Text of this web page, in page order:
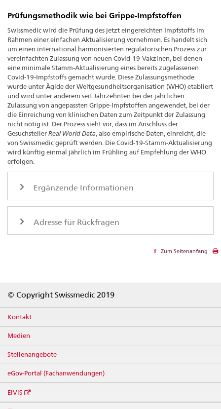
Prüfungsmethodik wie bei Grippe-Impfstoffen
Swissmedic wird die Prüfung des jetzt eingereichten Impfstoffs im
Rahmen einer einfachen Aktualisierung vornehmen. Es handelt sich
um einen international harmonisierten regulatorischen Prozess zur
vereinfachten Zulassung von neuen Covid-19-Vakzinen, bei denen
eine minimale Stamm-Aktualisierung eines bereits zugelassenen
Covid-19-Impfstoffs gemacht wurde. Diese Zulassungsmethode
wurde unter Ägide der Weltgesundheitsorganisation (WHO) etabliert
und wird unter anderem seit Jahrzehnten bei der jährlichen
Zulassung von angepassten Grippe-Impfstoffen angewendet, bei der
die Einreichung von klinischen Daten zum Zeitpunkt der Zulassung
nicht nötig ist. Der Prozess sieht vor, dass im Anschluss der
GesuchstellerReal World Data , also empirische Daten, einreicht, die
von Swissmedic geprüft werden. Die Covid-19-Stamm-Aktualisierung
wird künftig einmal jährlich im Frühling auf Empfehlung der WHO
erfolgen.
Ergänzende Informationen
Adresse für Rückfragen
Zum Seitenanfang
© Copyright Swissmedic 2019
Kontakt
Medien
Stellenangebote
eGov-Portal (Fachanwendungen)
ElViS